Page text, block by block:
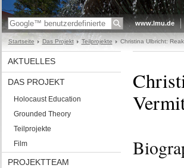
www.lmu.de
Startseite Das Projekt Teilprojekte Christina Ulbricht:
AKTUELLES
DAS PROJEKT
Holocaust Education
Grounded Theory
Teilprojekte
Film
PROJEKTTEAM